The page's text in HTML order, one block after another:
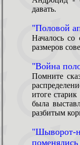
давать.
"Половой
Началось со
размеров
"Война
Помните
итоге
была
разбитым